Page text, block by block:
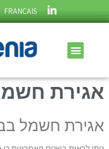
FRANÇAIS
אגירת
אגירת חשמל